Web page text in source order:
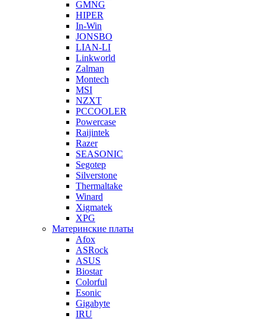
GMNG
HIPER
In-Win
JONSBO
LIAN-LI
Linkworld
Zalman
Montech
MSI
NZXT
PCCOOLER
Powercase
Raijintek
Razer
SEASONIC
Segotep
Silverstone
Thermaltake
Winard
Xigmatek
XPG
Материнские платы
Afox
ASRock
ASUS
Biostar
Colorful
Esonic
Gigabyte
IRU